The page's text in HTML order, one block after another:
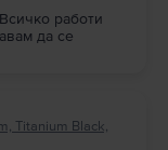
работи
да се
Titanium Black,